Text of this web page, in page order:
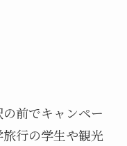
前でキャンペー
行の学生や観光